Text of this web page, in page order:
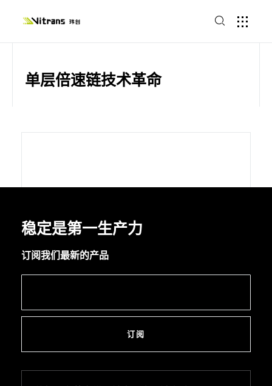
单层倍速链技术革命
稳定是第一生产力
订阅我们最新的产品
订阅